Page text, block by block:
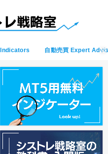
Indicators 自動売買 Expert